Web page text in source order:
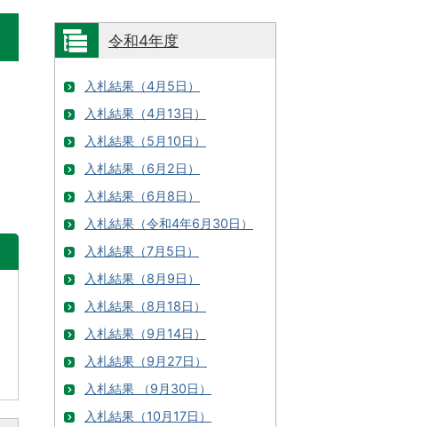
令和4年度
入札結果（4月5日）
入札結果（4月13日）
入札結果（5月10日）
入札結果（6月2日）
入札結果（6月8日）
入札結果（令和4年6月30日）
入札結果（7月5日）
入札結果（8月9日）
入札結果（8月18日）
入札結果（9月14日）
入札結果（9月27日）
入札結果 （9月30日）
入札結果（10月17日）